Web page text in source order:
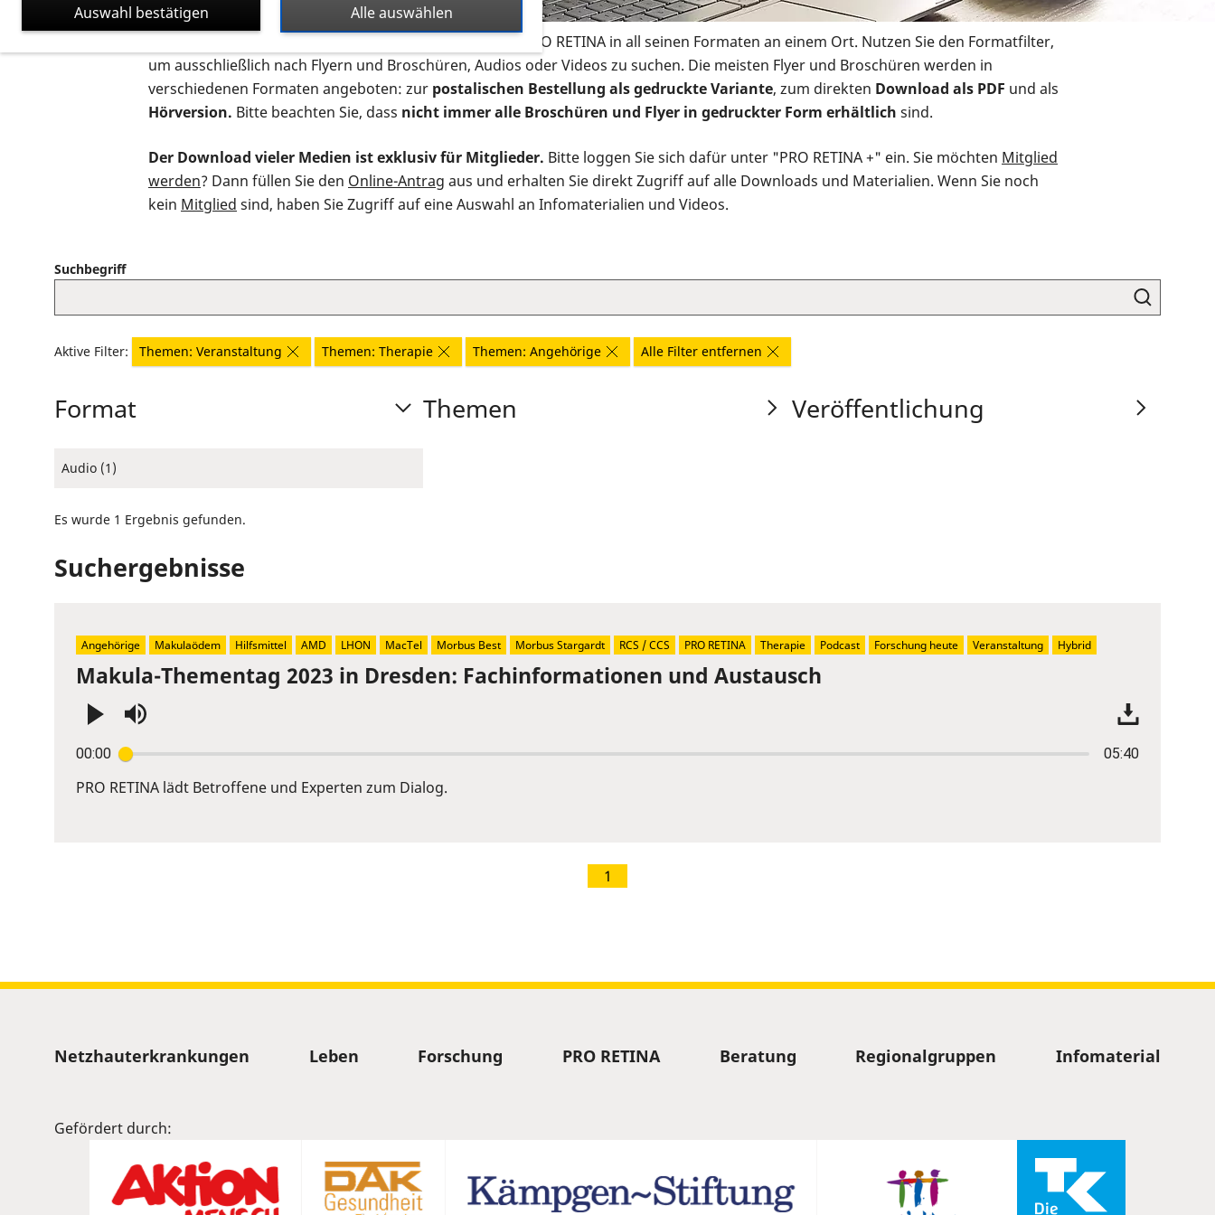
Auf dieser Seite finden Sie sämtliches Infomaterial der PRO RETINA in all seinen Formaten an einem Ort. Nutzen Sie den Formatfilter,
um ausschließlich nach Flyern und Broschüren, Audios oder Videos zu suchen. Die meisten Flyer und Broschüren werden in
verschiedenen Formaten angeboten: zur postalischen Bestellung als gedruckte Variante, zum direkten Download als PDF und als
Hörversion. Bitte beachten Sie, dass nicht immer alle Broschüren und Flyer in gedruckter Form erhältlich sind.
Der Download vieler Medien ist exklusiv für Mitglieder. Bitte loggen Sie sich dafür unter "PRO RETINA +" ein. Sie möchten Mitglied
werden? Dann füllen Sie den Online-Antrag aus und erhalten Sie direkt Zugriff auf alle Downloads und Materialien. Wenn Sie noch
kein Mitglied sind, haben Sie Zugriff auf eine Auswahl an Infomaterialien und Videos.
Suchbegriff
Aktive Filter: Themen: Veranstaltung Themen: Therapie Themen: Angehörige Alle Filter entfernen
Format
Audio (1)
Themen Veröffentlichung
Es wurde 1 Ergebnis gefunden.
Suchergebnisse
Makula-Thementag 2023 in Dresden: Fachinformationen und Austausch
00:00 05:40
Enter
or
PRO RETINA lädt Betroffene und Experten zum Dialog.
Angehörige Makulaödem Hilfsmittel AMD LHON MacTel Morbus Best Morbus Stargardt RCS / CCS PRO RETINA Therapie Podcast Forschung heute Veranstaltung Hybrid
1
Sitemap
Netzhauterkrankungen Leben Forschung PRO RETINA Beratung Regionalgruppen Infomaterial
Gefördert durch:
Alle auswählen
Auswahl bestätigen